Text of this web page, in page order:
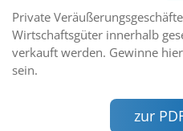
Private
Wirtschaftsgüter innerhalb
verkauft werden. Gewinne
sein.
zur